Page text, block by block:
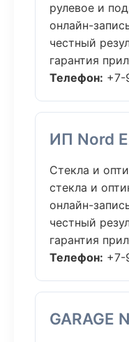
рулевое и
онлайн-
честный
гарантия
Телефон: +7-
ИП Nord
Стекла и
стекла и
онлайн-
честный
гарантия
Телефон: +7-
GARAGE